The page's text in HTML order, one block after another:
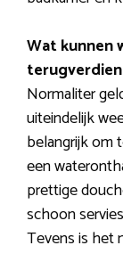
Wat kunnen
Normaliter
uiteindelijk
belangrijk om
een
prettige
schoon
Tevens is het